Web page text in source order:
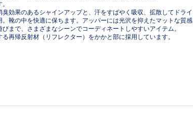
効果のあるシャインアップと、汗をすばやく吸収、拡散してドライ
靴の中を快適に保ちます。アッパーには光沢を抑えたマットな質感
まで、さまざまなシーンでコーディネートしやすいアイテム。
再帰反射材（リフレクター）をかかと部に採用しています。